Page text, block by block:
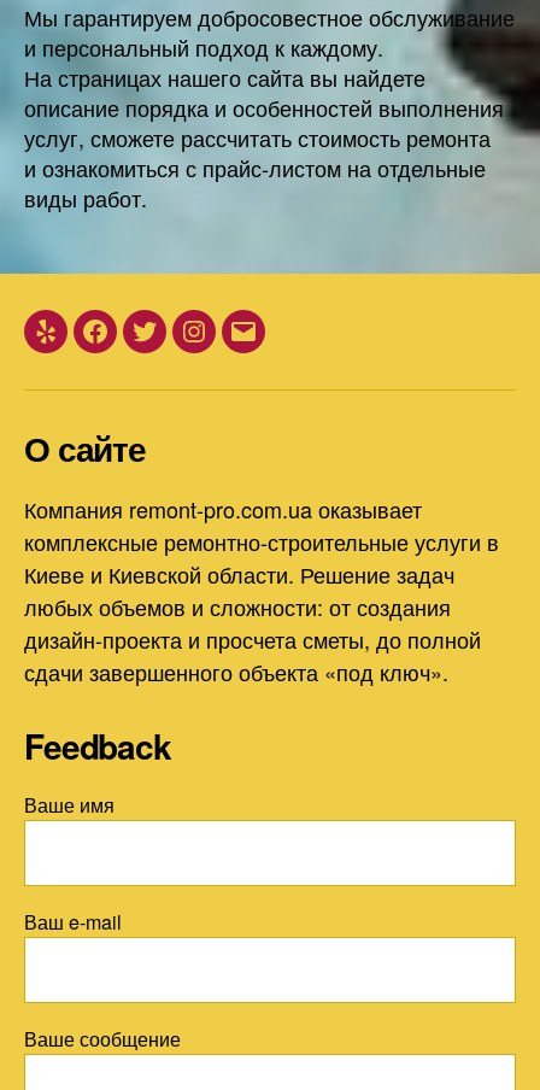
Мы гарантируем добросовестное обслуживание
и персональный подход к каждому.
На страницах нашего сайта вы найдете
описание порядка и особенностей выполнения
услуг, сможете рассчитать стоимость ремонта
и ознакомиться с прайс-листом на отдельные
виды работ.
Yelp Facebook
TwitterInstagram
Email
О сайте
Компания remont-pro.com.ua оказывает
комплексные ремонтно-строительные услуги в
Киеве и Киевской области. Решение задач
любых объемов и сложности: от создания
дизайн-проекта и просчета сметы, до полной
сдачи завершенного объекта «под ключ».
Feedback
Ваше имя
Ваш e-mail
Ваше сообщение